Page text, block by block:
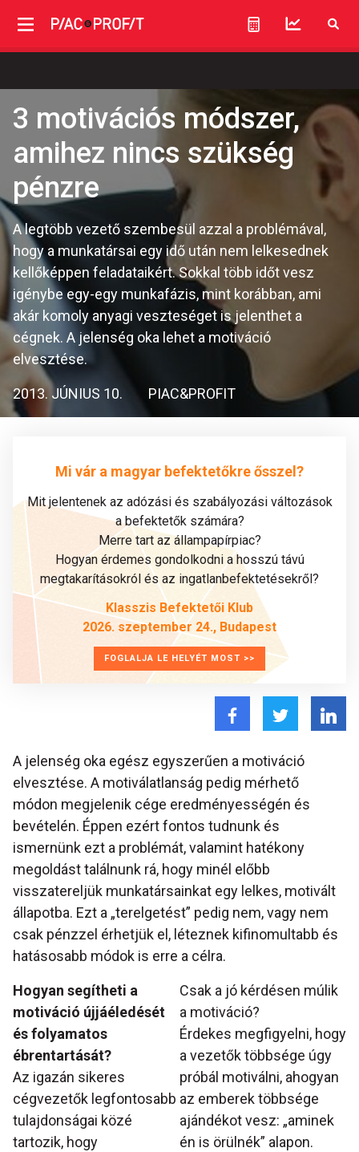
3 motivációs módszer,
amihez nincs szükség
pénzre
A legtöbb vezető szembesül azzal a problémával,
hogy a munkatársai egy idő után nem lelkesednek
kellőképpen feladataikért. Sokkal több időt vesz
igénybe egy-egy munkafázis, mint korábban, ami
akár komoly anyagi veszteséget is jelenthet a
cégnek. A jelenség oka lehet a motiváció
elvesztése.
2013. JÚNIUS 10. PIAC&PROFIT
Mi vár a magyar befektetőkre ősszel?
Mit jelentenek az adózási és szabályozási változások
a befektetők számára?
Merre tart az állampapírpiac?
Hogyan érdemes gondolkodni a hosszú távú
megtakarításokról és az ingatlanbefektetésekről?
Klasszis Befektetői Klub
2026. szeptember 24., Budapest
FOGLALJA LE HELYÉT MOST >>
A jelenség oka egész egyszerűen a motiváció
elvesztése. A motiválatlanság pedig mérhető
módon megjelenik cége eredményességén és
bevételén. Éppen ezért fontos tudnunk és
ismernünk ezt a problémát, valamint hatékony
megoldást találnunk rá, hogy minél előbb
visszatereljük munkatársainkat egy lelkes, motivált
állapotba. Ezt a „terelgetést” pedig nem, vagy nem
csak pénzzel érhetjük el, léteznek kifinomultabb és
hatásosabb módok is erre a célra.
Csak a jó kérdésen múlik
a motiváció?
Érdekes megfigyelni, hogy
a vezetők többsége úgy
próbál motiválni, ahogyan
az emberek többsége
ajándékot vesz: „aminek
én is örülnék” alapon.
Hogyan segítheti a
motiváció újjáéledését
és folyamatos
ébrentartását?
Az igazán sikeres
cégvezetők legfontosabb
tulajdonságai közé
tartozik, hogy